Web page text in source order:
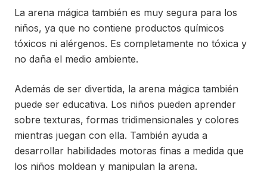
La arena mágica también es muy segura para los
niños, ya que no contiene productos químicos
tóxicos ni alérgenos. Es completamente no tóxica y
no daña el medio ambiente.
Además de ser divertida, la arena mágica también
puede ser educativa. Los niños pueden aprender
sobre texturas, formas tridimensionales y colores
mientras juegan con ella. También ayuda a
desarrollar habilidades motoras finas a medida que
los niños moldean y manipulan la arena.